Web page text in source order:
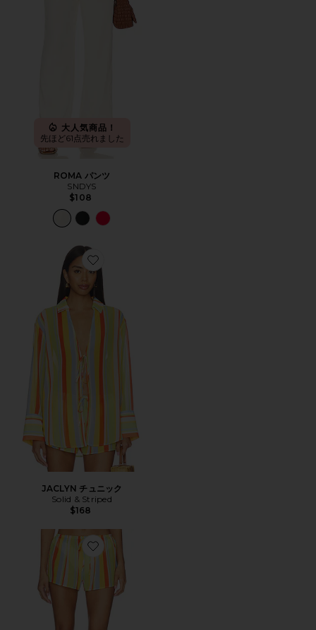
大人気商品！
先ほど61点売れました
ROMA パンツ
SNDYS
$108
Favorite JACLYN チュニック
JACLYN チュニック
Solid & Striped
$168
Favorite REMI ショートパンツ